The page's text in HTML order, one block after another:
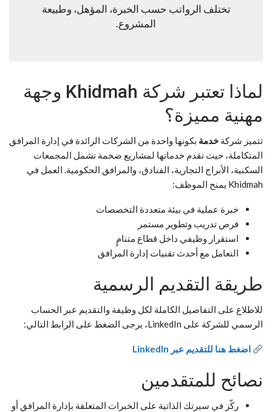
تختلف الرواتب حسب الخبرة، المؤهل، وطبيعة
المشروع.
لماذا تعتبر شركة Khidmah وجهة
مهنية مميزة؟
تتميز شركة خدمة بكونها واحدة من الشركات الرائدة في إدارة المرافق
المتكاملة، حيث تقدم خدماتها لمشاريع ضخمة تشمل المجمعات
السكنية، الأبراج التجارية، الفنادق، والمرافق الحكومية. العمل في
Khidmah يمنح الموظف:
خبرة عملية في بيئة متعددة التخصصات
فرص تدريب وتطوير مستمر
استقرار وظيفي داخل قطاع متنامٍ
التعامل مع أحدث تقنيات إدارة المرافق
طريقة التقديم الرسمية
للاطلاع على التفاصيل الكاملة لكل وظيفة والتقديم عبر الحساب
الرسمي للشركة على LinkedIn، يرجى الضغط على الرابط التالي:
اضغط هنا للتقديم عبر LinkedIn
نصائح للمتقدمين
ركّز في سيرتك الذاتية على الخبرات المتعلقة بإدارة المرافق أو